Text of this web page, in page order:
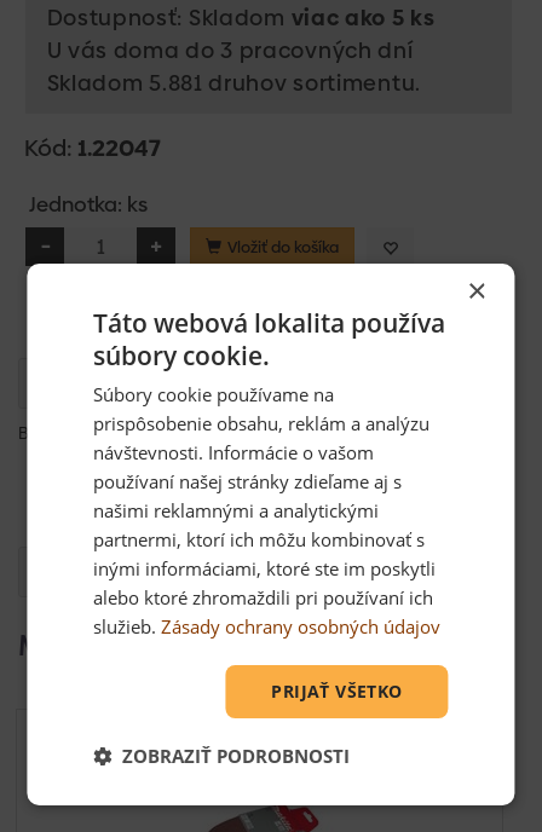
Dostupnosť: Skladom viac ako 5 ks
U vás doma do 3 pracovných dní
Skladom 5.881 druhov sortimentu.
Kód: 1.22047
Jednotka: ks
Vložiť do košíka
Brusný papier so suchým zipsom 80/125/3ks
zrno korund, polootvorený posyp
pojivo položivica
podkladový materiál papier E
Mohlo by Vás zaujímať
×
Táto webová lokalita používa
súbory cookie.
Súbory cookie používame na
prispôsobenie obsahu, reklám a analýzu
návštevnosti. Informácie o vašom
používaní našej stránky zdieľame aj s
našimi reklamnými a analytickými
partnermi, ktorí ich môžu kombinovať s
inými informáciami, ktoré ste im poskytli
alebo ktoré zhromaždili pri používaní ich
služieb.Zásady ochrany osobných údajov
PRIJAŤ VŠETKO
ZOBRAZIŤ PODROBNOSTI